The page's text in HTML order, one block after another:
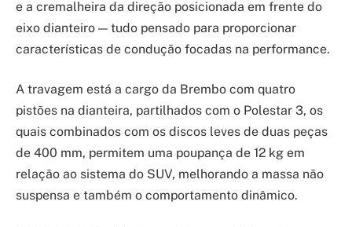
e a cremalheira da direção posicionada em frente do
eixo dianteiro — tudo pensado para proporcionar
características de condução focadas na performance.
A travagem está a cargo da Brembo com quatro
pistões na dianteira, partilhados com o Polestar 3, os
quais combinados com os discos leves de duas peças
de 400 mm, permitem uma poupança de 12 kg em
relação ao sistema do SUV, melhorando a massa não
suspensa e também o comportamento dinâmico.